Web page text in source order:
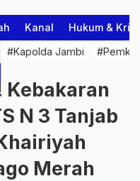
Kanal Hukum &
#Kapolda Jambi
Kebakaran
N 3 Tanjab
Merah